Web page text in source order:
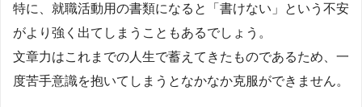
特に、就職活動用の書類になると「書けない」という不安
がより強く出てしまうこともあるでしょう。
文章力はこれまでの人生で蓄えてきたものであるため、一
度苦手意識を抱いてしまうとなかなか克服ができません。